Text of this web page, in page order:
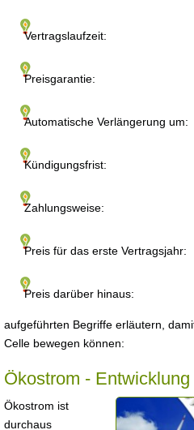
Vertragslaufzeit:
Preisgarantie:
Automatische Verlängerung um:
Kündigungsfrist:
Zahlungsweise:
Preis für das erste Vertragsjahr:
Preis darüber hinaus:
aufgeführten Begriffe erläutern,
Celle bewegen können:
Ökostrom - Entwicklung
Ökostrom ist
durchaus